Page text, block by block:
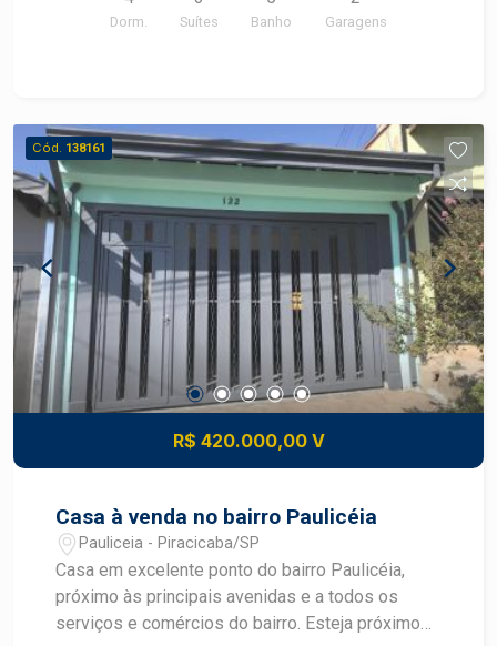
Dorm. Suítes Banho Garagens
Cód. 138161
R$ 420.000,00 V
Casa à venda no bairro Paulicéia
Pauliceia - Piracicaba/SP
Casa em excelente ponto do bairro Paulicéia,
próximo às principais avenidas e a todos os
serviços e comércios do bairro. Esteja próximo